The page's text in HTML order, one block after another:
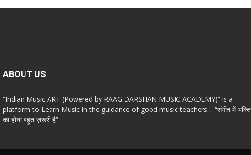
ABOUT US
“Indian Music ART (Powered by RAAG DARSHAN MUSIC ACADEMY)” is a
platform to Learn Music in the guidance of good music teachers… “संगीत में भक्ति
का होना बहुत ज़रूरी है”